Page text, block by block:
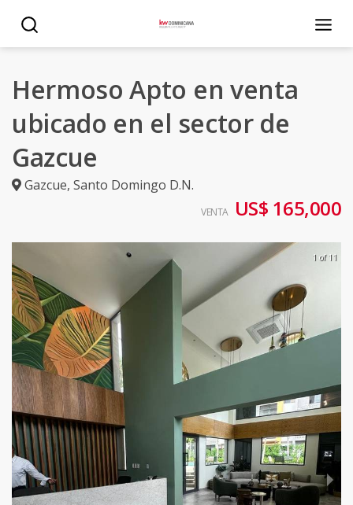
Hermoso Apto en venta
ubicado en el sector de
Gazcue
Gazcue, Santo Domingo D.N.
VENTA US$ 165,000
1 of 11